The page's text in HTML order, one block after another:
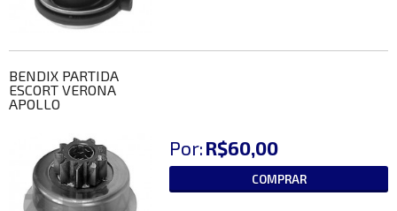
BENDIX PARTIDA
ESCORT VERONA
APOLLO
Por: R$60,00
COMPRAR